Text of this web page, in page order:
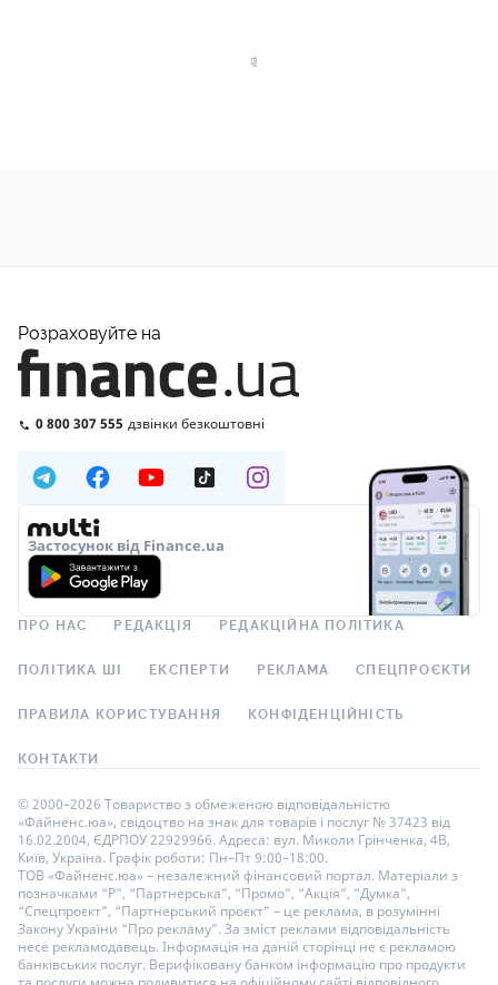
Розраховуйте на
0 800 307 555 дзвінки безкоштовні
Застосунок від Finance.ua
ПРО НАС РЕДАКЦІЯ РЕДАКЦІЙНА ПОЛІТИКА
ПОЛІТИКА ШІ ЕКСПЕРТИ РЕКЛАМА СПЕЦПРОЄКТИ
ПРАВИЛА КОРИСТУВАННЯ КОНФІДЕНЦІЙНІСТЬ
КОНТАКТИ
© 2000–2026 Товариство з обмеженою відповідальністю
«Файненс.юа», свідоцтво на знак для товарів і послуг № 37423 від
16.02.2004, ЄДРПОУ 22929966. Адреса: вул. Миколи Грінченка, 4В,
Київ, Україна. Графік роботи: Пн–Пт 9:00–18:00.
ТОВ «Файненс.юа» – незалежний фінансовий портал. Матеріали з
позначками “Р”, “Партнерська”, “Промо”, “Акція”, “Думка”,
“Спецпроєкт”, “Партнерський проєкт” – це реклама, в розумінні
Закону України “Про рекламу”. За зміст реклами відповідальність
несе рекламодавець. Інформація на даній сторінці не є рекламою
банківських послуг. Верифіковану банком інформацію про продукти